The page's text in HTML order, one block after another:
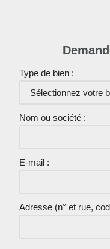
Type de bien :
Nom ou société :
E-mail :
Adresse (n° et rue,